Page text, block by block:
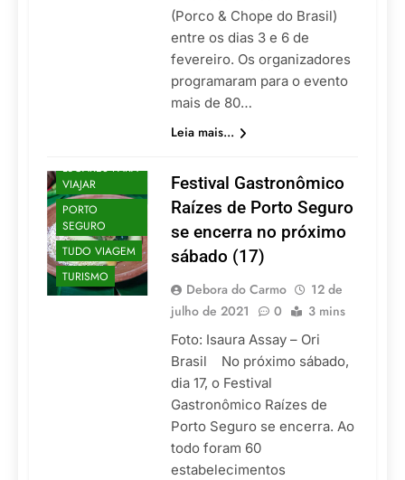
(Porco & Chope do Brasil)
entre os dias 3 e 6 de
fevereiro. Os organizadores
programaram para o evento
mais de 80…
Leia mais...
LUGARES PARA
VIAJAR
PORTO
SEGURO
TUDO VIAGEM
TURISMO
Festival Gastronômico
Raízes de Porto Seguro
se encerra no próximo
sábado (17)
Debora do Carmo
12 de
julho de 2021
0 3 mins
Foto: Isaura Assay – Ori
Brasil No próximo sábado,
dia 17, o Festival
Gastronômico Raízes de
Porto Seguro se encerra. Ao
todo foram 60
estabelecimentos